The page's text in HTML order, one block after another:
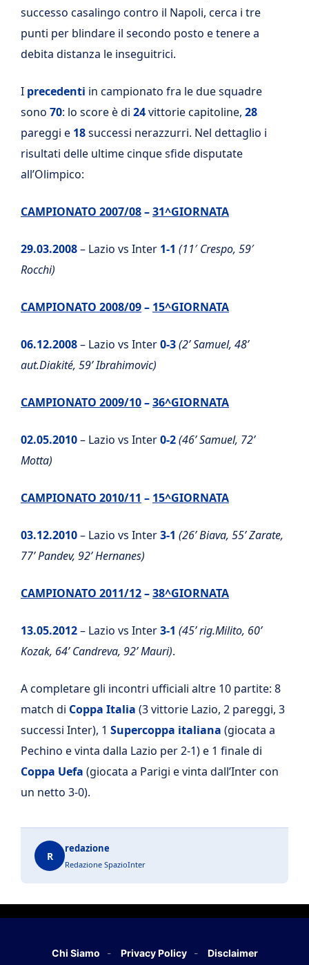
successo casalingo contro il Napoli, cerca i tre
punti per blindare il secondo posto e tenere a
debita distanza le inseguitrici.
I precedenti in campionato fra le due squadre
sono 70: lo score è di 24vittorie capitoline, 28
pareggi e 18successi nerazzurri. Nel dettaglio i
risultati delle ultime cinque sfide disputate
all’Olimpico:
CAMPIONATO 2007/08–31^GIORNATA
29.03.2008– Lazio vs Inter 1-1 (11′ Crespo, 59′
Rocchi)
CAMPIONATO 2008/09– 15^GIORNATA
06.12.2008– Lazio vs Inter0-3(2’ Samuel, 48’
aut.Diakité, 59’ Ibrahimovic)
CAMPIONATO 2009/10–36^GIORNATA
02.05.2010– Lazio vs Inter0-2(46’ Samuel, 72’
Motta)
CAMPIONATO 2010/11 – 15^GIORNATA
03.12.2010– Lazio vs Inter3-1 (26’ Biava, 55’ Zarate,
77’ Pandev, 92’ Hernanes)
CAMPIONATO 2011/12–38^GIORNATA
13.05.2012– Lazio vs Inter3-1 (45’ rig.Milito, 60’
Kozak, 64’ Candreva, 92’ Mauri).
A completare gli incontri ufficiali altre 10 partite: 8
match di Coppa Italia (3 vittorie Lazio, 2 pareggi, 3
successi Inter), 1 Supercoppa italiana (giocata a
Pechino e vinta dalla Lazio per 2-1) e 1 finale di
Coppa Uefa (giocata a Parigi e vinta dall’Inter con
un netto 3-0).
R
redazione
Redazione SpazioInter
Chi Siamo Privacy Policy Disclaimer